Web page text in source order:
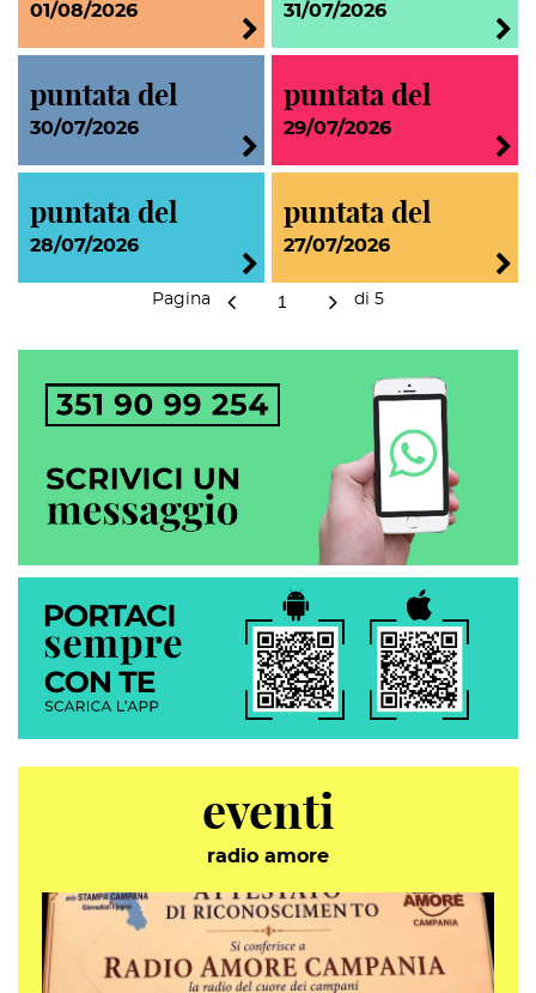
01/08/2026 31/07/2026
puntata del
30/07/2026
puntata del
29/07/2026
puntata del
28/07/2026
puntata del
27/07/2026
Pagina di 5
eventi
radio amore